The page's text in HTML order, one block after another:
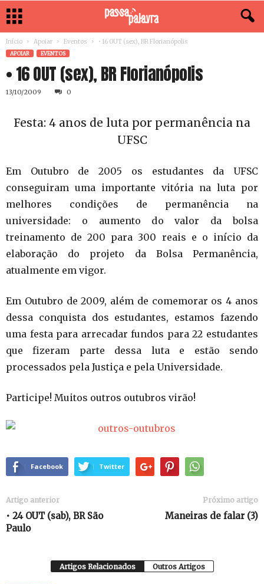
Início Apoiar Eventos • 16 OUT (sex), BR Florianópolis
APOIAR EVENTOS
• 16 OUT (sex), BR Florianópolis
13/10/2009 0
Festa: 4 anos de luta por permanência na
UFSC
Em Outubro de 2005 os estudantes da UFSC
conseguiram uma importante vitória na luta por
melhores condições de permanência na
universidade: o aumento do valor da bolsa
treinamento de 200 para 300 reais e o início da
elaboração do projeto da Bolsa Permanência,
atualmente em vigor.
Em Outubro de 2009, além de comemorar os 4 anos
dessa conquista dos estudantes, estamos fazendo
uma festa para arrecadar fundos para 22 estudantes
que fizeram parte dessa luta e estão sendo
processados pela Justiça e pela Universidade.
Participe! Muitos outros outubros virão!
Facebook Twitter
Artigo anterior
• 24 OUT (sab), BR São
Paulo
Próximo artigo
Maneiras de falar (3)
Artigos Relacionados Outros Artigos